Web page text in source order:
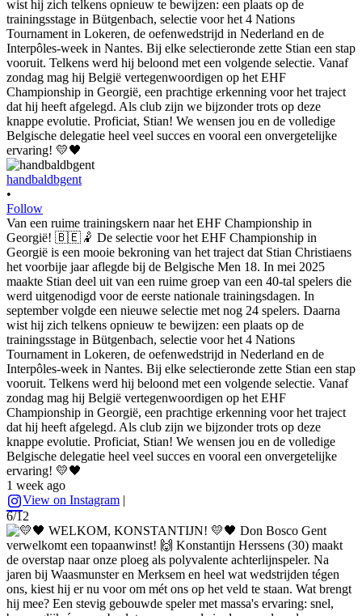
handbaldbgent
•
Follow
Van een ruime trainingskern naar het EHF Championship in
Georgië! 🇧🇪🤾 De selectie voor het EHF Championship in
Georgië is een mooie bekroning van het traject dat Stian Christiaens
het voorbije jaar aflegde bij de Belgische Men 18. In mei 2025
maakte Stian deel uit van een ruime groep van een 40-tal spelers die
werd uitgenodigd voor de eerste nationale trainingsdagen. In
september volgde een nieuwe selectie met nog 24 spelers. Daarna
wist hij zich telkens opnieuw te bewijzen: een plaats op de
trainingsstage in Bütgenbach, selectie voor het 4 Nations
Tournament in Lokeren, de oefenwedstrijd in Nederland en de
Interpôles-week in Nantes. Bij elke selectieronde zette Stian een stap
vooruit. Telkens werd hij beloond met een volgende selectie. Vanaf
zondag mag hij België vertegenwoordigen op het EHF
Championship in Georgië, een prachtige erkenning voor het traject
dat hij heeft afgelegd. Als club zijn we bijzonder trots op deze
knappe evolutie. Proficiat, Stian! We wensen jou en de volledige
Belgische delegatie heel veel succes en vooral een onvergetelijke
ervaring! 💛🖤
1 week ago
View on Instagram |
6/12